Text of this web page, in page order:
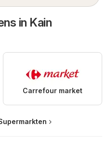
in Kain
Carrefour market